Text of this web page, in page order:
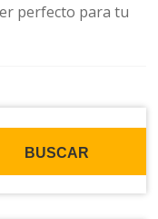
perfecto para tu
BUSCAR